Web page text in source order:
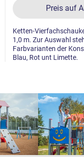
Preis auf
Ketten-
1,0 m. Zur Auswahl
Farbvarianten der
Blau, Rot unt Limette.